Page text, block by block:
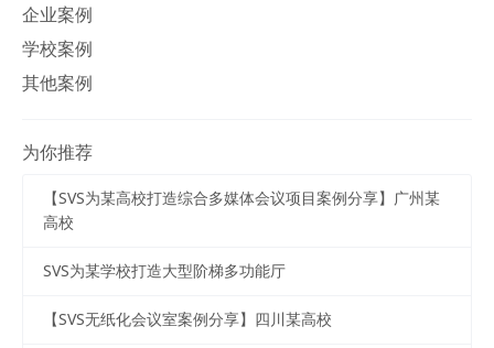
企业案例
学校案例
其他案例
为你推荐
【SVS为某高校打造综合多媒体会议项目案例分享】广州某
高校
SVS为某学校打造大型阶梯多功能厅
【SVS无纸化会议室案例分享】四川某高校